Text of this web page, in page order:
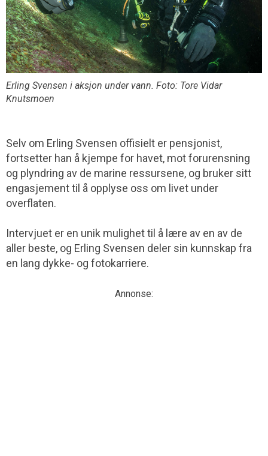
Erling Svensen i aksjon under vann. Foto: Tore Vidar
Knutsmoen
Selv om Erling Svensen offisielt er pensjonist,
fortsetter han å kjempe for havet, mot forurensning
og plyndring av de marine ressursene, og bruker sitt
engasjement til å opplyse oss om livet under
overflaten.
Intervjuet er en unik mulighet til å lære av en av de
aller beste, og Erling Svensen deler sin kunnskap fra
en lang dykke- og fotokarriere.
Annonse: